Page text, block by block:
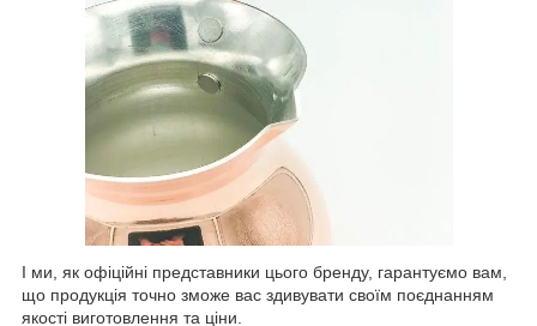
І ми, як офіційні представники цього бренду, гарантуємо вам,
що продукція точно зможе вас здивувати своїм поєднанням
якості виготовлення та ціни.